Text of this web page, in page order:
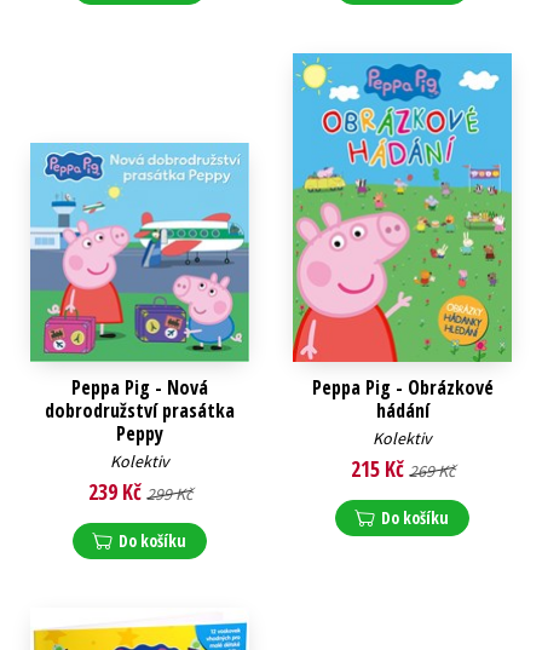
Peppa Pig - Nová
dobrodružství prasátka
Peppy
Kolektiv
239 Kč 299 Kč
Do košíku
Peppa Pig - Obrázkové
hádání
Kolektiv
215 Kč 269 Kč
Do košíku